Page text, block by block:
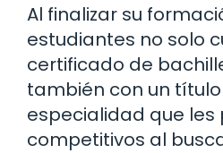
Al finalizar su
estudiantes no solo
certificado de
también con un
especialidad que
competitivos al